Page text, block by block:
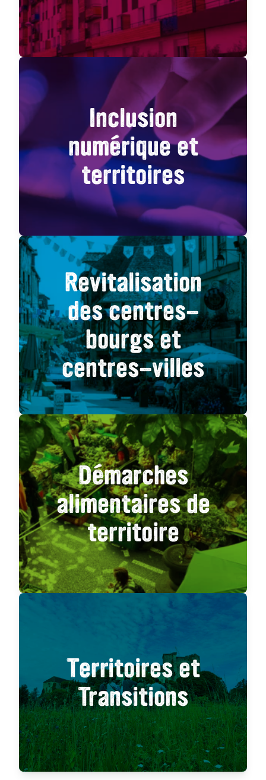
Inclusion
numérique et
territoires
Revitalisation
des centres-
bourgs et
centres-villes
Démarches
alimentaires de
territoire
Territoires et
Transitions